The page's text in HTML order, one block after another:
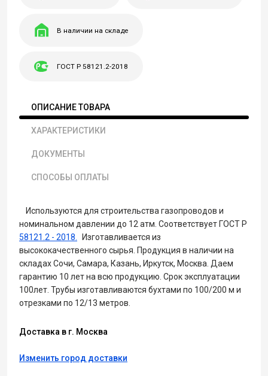
В наличии на складе
ГОСТ Р 58121.2-2018
ОПИСАНИЕ ТОВАРА
ХАРАКТЕРИСТИКИ
ДОКУМЕНТЫ
СПОСОБЫ ОПЛАТЫ
Используются для строительства газопроводов и
номинальном давлении до 12 атм. Соответствует ГОСТ P
58121.2 - 2018.
Изготавливается из
высококачественного сырья. Продукция в наличии на
складах Сочи, Самара, Казань, Иркутск, Москва. Даем
гарантию 10 лет на всю продукцию. Срок эксплуатации
100лет. Трубы изготавливаются бухтами по 100/200 м и
отрезками по 12/13 метров.
Доставка в г. Москва
Изменить город доставки